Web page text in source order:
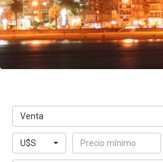
Venta
U$S